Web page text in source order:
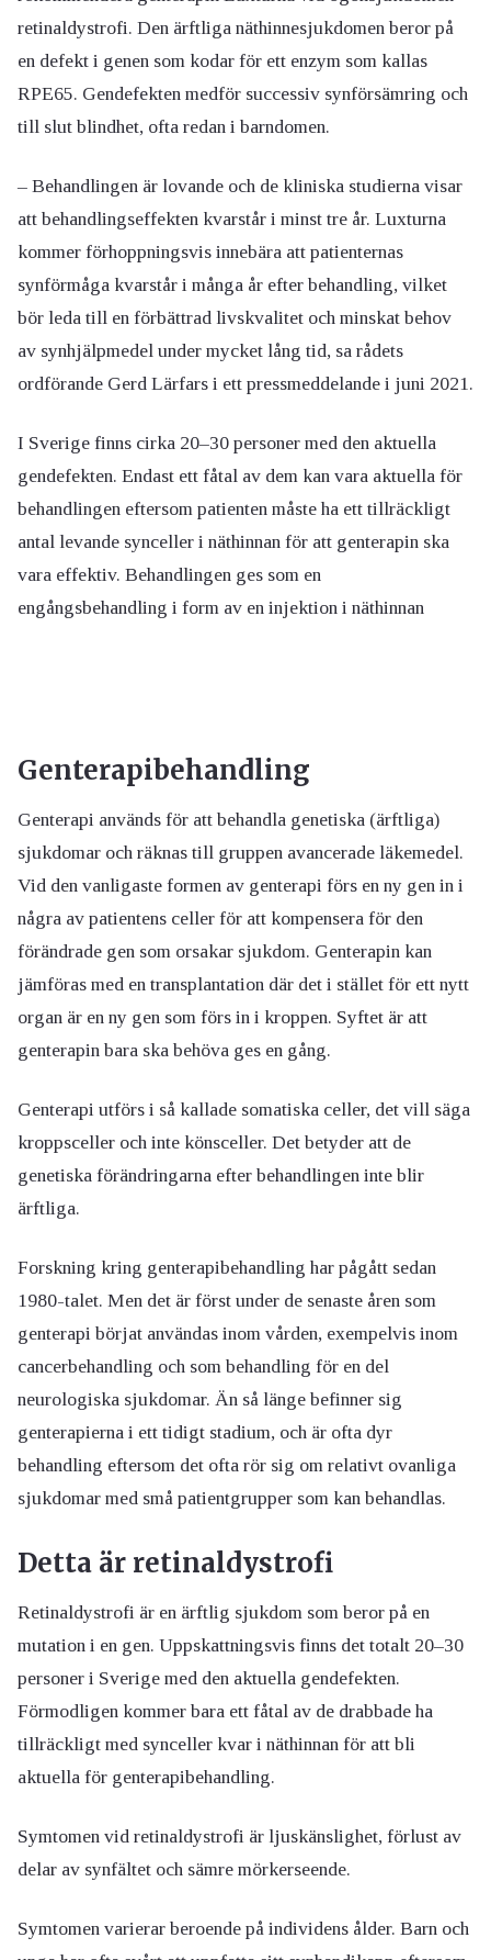
retinaldystrofi. Den ärftliga näthinnesjukdomen beror på
en defekt i genen som kodar för ett enzym som kallas
RPE65. Gendefekten medför successiv synförsämring och
till slut blindhet, ofta redan i barndomen.
– Behandlingen är lovande och de kliniska studierna visar
att behandlingseffekten kvarstår i minst tre år. Luxturna
kommer förhoppningsvis innebära att patienternas
synförmåga kvarstår i många år efter behandling, vilket
bör leda till en förbättrad livskvalitet och minskat behov
av synhjälpmedel under mycket lång tid, sa rådets
ordförande Gerd Lärfars i ett pressmeddelande i juni 2021.
I Sverige finns cirka 20–30 personer med den aktuella
gendefekten. Endast ett fåtal av dem kan vara aktuella för
behandlingen eftersom patienten måste ha ett tillräckligt
antal levande synceller i näthinnan för att genterapin ska
vara effektiv. Behandlingen ges som en
engångsbehandling i form av en injektion i näthinnan
Genterapibehandling
Genterapi används för att behandla genetiska (ärftliga)
sjukdomar och räknas till gruppen avancerade läkemedel.
Vid den vanligaste formen av genterapi förs en ny gen in i
några av patientens celler för att kompensera för den
förändrade gen som orsakar sjukdom. Genterapin kan
jämföras med en transplantation där det i stället för ett nytt
organ är en ny gen som förs in i kroppen. Syftet är att
genterapin bara ska behöva ges en gång.
Genterapi utförs i så kallade somatiska celler, det vill säga
kroppsceller och inte könsceller. Det betyder att de
genetiska förändringarna efter behandlingen inte blir
ärftliga.
Forskning kring genterapibehandling har pågått sedan
1980-talet. Men det är först under de senaste åren som
genterapi börjat användas inom vården, exempelvis inom
cancerbehandling och som behandling för en del
neurologiska sjukdomar. Än så länge befinner sig
genterapierna i ett tidigt stadium, och är ofta dyr
behandling eftersom det ofta rör sig om relativt ovanliga
sjukdomar med små patientgrupper som kan behandlas.
Detta är retinaldystrofi
Retinaldystrofi är en ärftlig sjukdom som beror på en
mutation i en gen. Uppskattningsvis finns det totalt 20–30
personer i Sverige med den aktuella gendefekten.
Förmodligen kommer bara ett fåtal av de drabbade ha
tillräckligt med synceller kvar i näthinnan för att bli
aktuella för genterapibehandling.
Symtomen vid retinaldystrofi är ljuskänslighet, förlust av
delar av synfältet och sämre mörkerseende.
Symtomen varierar beroende på individens ålder. Barn och